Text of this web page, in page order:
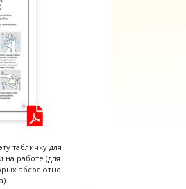
наркотиков
использования
табличку для
на работе (для
абсолютно